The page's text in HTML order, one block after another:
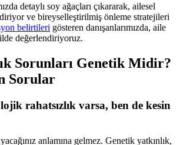
detaylı soy ağaçları çıkararak, ailesel
ve bireyselleştirilmiş önleme stratejileri
belirtileri gösteren danışanlarımızda, aile
değerlendiriyoruz.
Sorunları Genetik Midir?
Sorular
rahatsızlık varsa, ben de kesin
anlamına gelmez. Genetik yatkınlık,